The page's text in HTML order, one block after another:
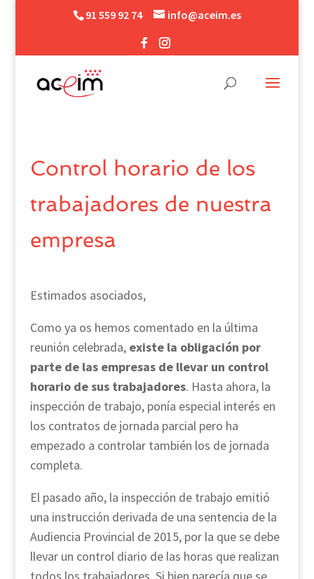
91 559 92 74 info@aceim.es
Control horario de los
trabajadores de nuestra
empresa
Estimados asociados,
Como ya os hemos comentado en la última
reunión celebrada, existe la obligación por
parte de las empresas de llevar un control
horario de sus trabajadores. Hasta ahora, la
inspección de trabajo, ponía especial interés en
los contratos de jornada parcial pero ha
empezado a controlar también los de jornada
completa.
El pasado año, la inspección de trabajo emitió
una instrucción derivada de una sentencia de la
Audiencia Provincial de 2015, por la que se debe
llevar un control diario de las horas que realizan